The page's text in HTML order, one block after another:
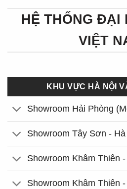
HỆ THỐNG ĐẠI
VIỆT
KHU VỰC HÀ NỘI
Showroom Hải Phòng
Showroom Tây Sơn - Hà
Showroom Khâm Thiên
Showroom Khâm Thiên